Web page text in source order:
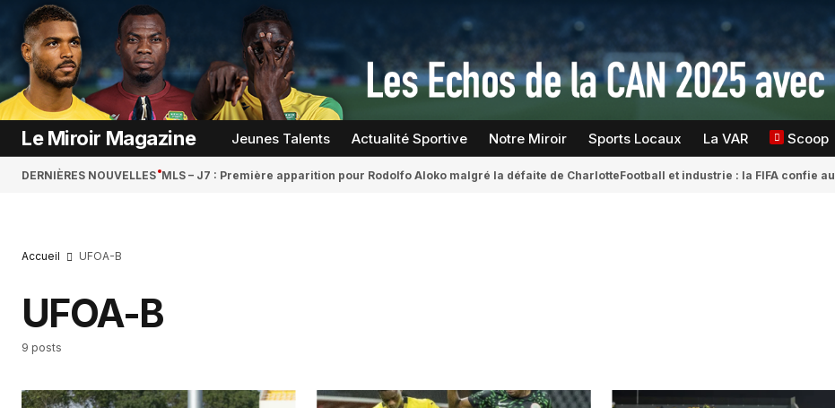
Le Miroir Magazine Jeunes Talents Actualité Sportive Notre Miroir Sports Locaux La VAR Scoop
DERNIÈRES NOUVELLES MLS – J7 : Première apparition pour Rodolfo Aloko malgré la défaite de CharlotteFootball et industrie : la FIFA confie
Accueil UFOA-B
UFOA-B
9 posts